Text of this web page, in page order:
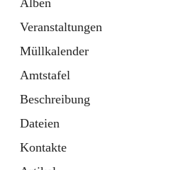
Alben
Veranstaltungen
Müllkalender
Amtstafel
Beschreibung
Dateien
Kontakte
neuem
Tab